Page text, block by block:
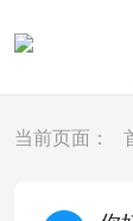
当前页面：